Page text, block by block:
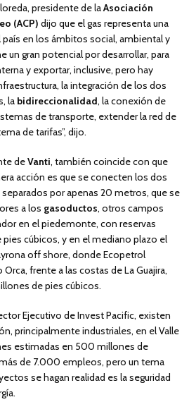
presidente de laAsociación
(ACP)dijo que el gas representa una
país en los ámbitos social, ambiental y
un gran potencial por desarrollar, para
y exportar, inclusive, pero hay
la integración de los dos
la bidireccionalidad, la conexión de
de transporte, extender la red de
de tarifas”, dijo.
deVanti, también coincide con que
acción es que se conecten los dos
por apenas 20 metros, que se
a los gasoductos, otros campos
en el piedemonte, con reservas
pies cúbicos, y en el mediano plazo el
off shore, donde Ecopetrol
frente a las costas de La Guajira,
de pies cúbicos.
Ejecutivo de Invest Pacific, existen
principalmente industriales, en el Valle
estimadas en 500 millones de
de 7.000 empleos, pero un tema
se hagan realidad es la seguridad